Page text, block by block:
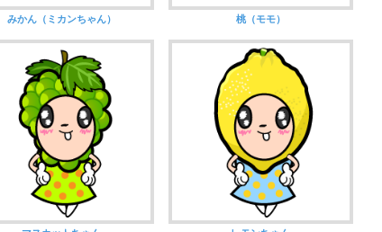
みかん（ミカンちゃん） 桃（モモ）